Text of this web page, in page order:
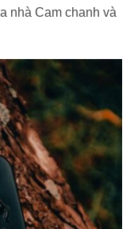
nhà Cam chanh và